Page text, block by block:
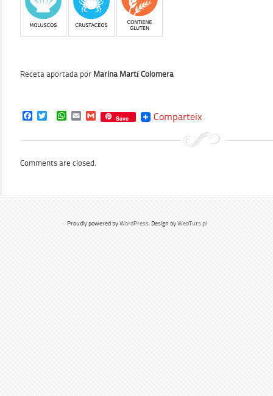
Receta aportada por Marina Martí Colomera
Facebook
TwitterWhatsApp
EmailGmailSave Comparteix
Comments are closed.
Proudly powered byWordPress. Design byWebTuts.pl